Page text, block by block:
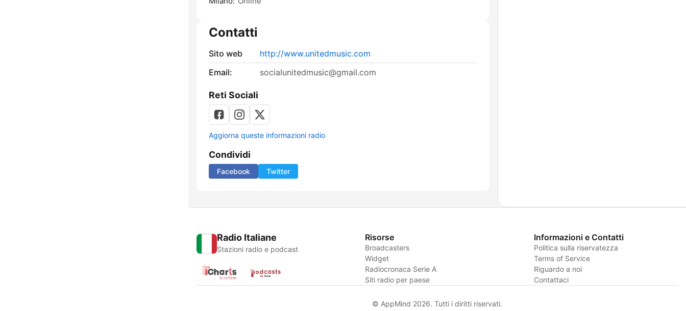
Contatti
Sito web
http://www.unitedmusic.com
Email:
socialunitedmusic@gmail.com
Reti Sociali
Aggiorna queste informazioni radio
Condividi
Facebook Twitter
Radio Italiane
Stazioni radio e podcast
Risorse
Broadcasters
Widget
Radiocronaca Serie A
Siti radio per paese
Informazioni e Contatti
Politica sulla riservatezza
Terms of Service
Riguardo a noi
Contattaci
© AppMind 2026. Tutti i diritti riservati.